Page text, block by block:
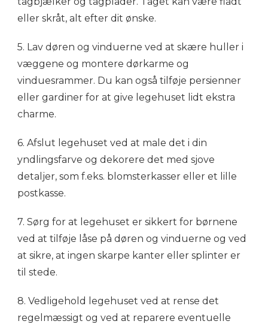
eller skråt, alt efter dit ønske.
5. Lav døren og vinduerne ved at skære huller i
væggene og montere dørkarme og
vinduesrammer. Du kan også tilføje persienner
eller gardiner for at give legehuset lidt ekstra
charme.
6. Afslut legehuset ved at male det i din
yndlingsfarve og dekorere det med sjove
detaljer, som f.eks. blomsterkasser eller et lille
postkasse.
7. Sørg for at legehuset er sikkert for børnene
ved at tilføje låse på døren og vinduerne og ved
at sikre, at ingen skarpe kanter eller splinter er
til stede.
8. Vedligehold legehuset ved at rense det
regelmæssigt og ved at reparere eventuelle